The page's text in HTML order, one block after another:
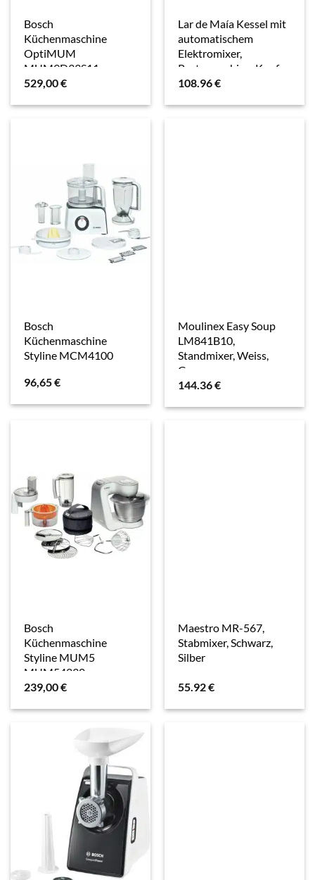
Bosch
Küchenmaschine
OptiMUM
MUM9D33S11
529,00€
Lar de Maía Kessel mit
automatischem
Elektromixer,
Pastamaschine, Kupfer
108.96€
Bosch
Küchenmaschine
Styline MCM4100
96,65€
Moulinex Easy Soup
LM841B10,
Standmixer, Weiss,
Grau
144.36€
Bosch
Küchenmaschine
Styline MUM5
MUM54230
239,00€
Maestro MR-567,
Stabmixer, Schwarz,
Silber
55.92€